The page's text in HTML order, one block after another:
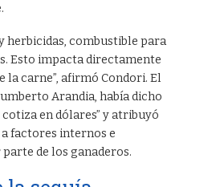
herbicidas, combustible para
Esto impacta directamente
la carne”, afirmó Condori. El
Arandia, había dicho
cotiza en dólares” y atribuyó
factores internos e
parte de los ganaderos.